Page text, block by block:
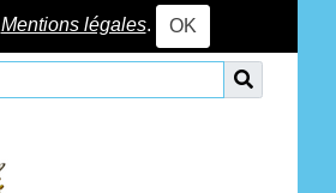
Mentions légales. OK